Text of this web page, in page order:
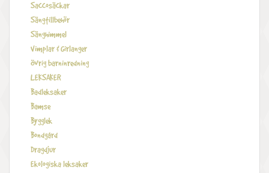
Saccosäckar
Sängtillbehör
Sänghimmel
Vimplar & Girlanger
Övrig barninredning
LEKSAKER
Badleksaker
Bamse
Bygglek
Bondgård
Dragdjur
Ekologiska leksaker